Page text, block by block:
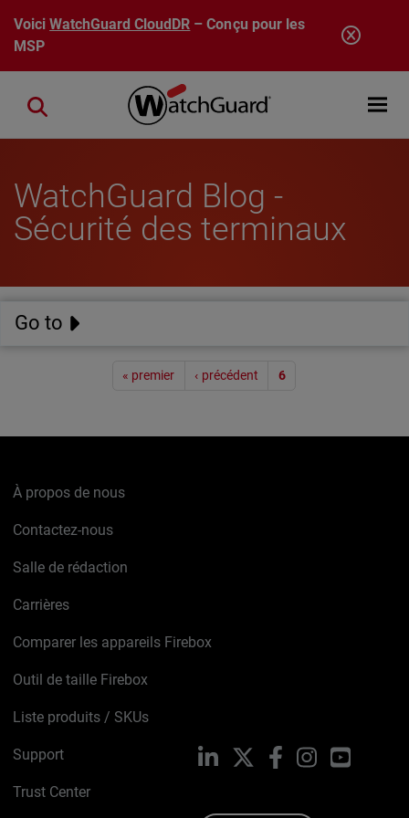
Aller au contenu principal
VoiciWatchGuard CloudDR – Conçu pour les
MSP
Open
Close search
WatchGuard Blog -
Sécurité des terminaux
Go to
« premier ‹ précédent 6
À propos de nous
Contactez-nous
Salle de rédaction
Carrières
Comparer les appareils Firebox
Outil de taille Firebox
Liste produits / SKUs
Support
Trust Center
LinkedIn FacebookInstagram